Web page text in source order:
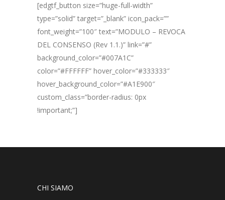
[edgtf_button size=”huge-full-width”
type=”solid” target=”_blank” icon_pack=””
font_weight=”100″ text=”MODULO – REVOCA
DEL CONSENSO (Rev 1.1.)” link=”#”
background_color=”#007A1C”
color=”#FFFFFF” hover_color=”#333333″
hover_background_color=”#A1E900″
custom_class=”border-radius: 0px
!important;”]
CHI SIAMO